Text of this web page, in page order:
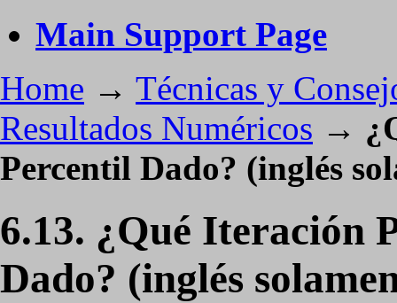
Main Support Page
Home → Técnicas y
Resultados Numéricos →
Percentil Dado? (inglés
6.13. ¿Qué Iteración
Dado? (inglés